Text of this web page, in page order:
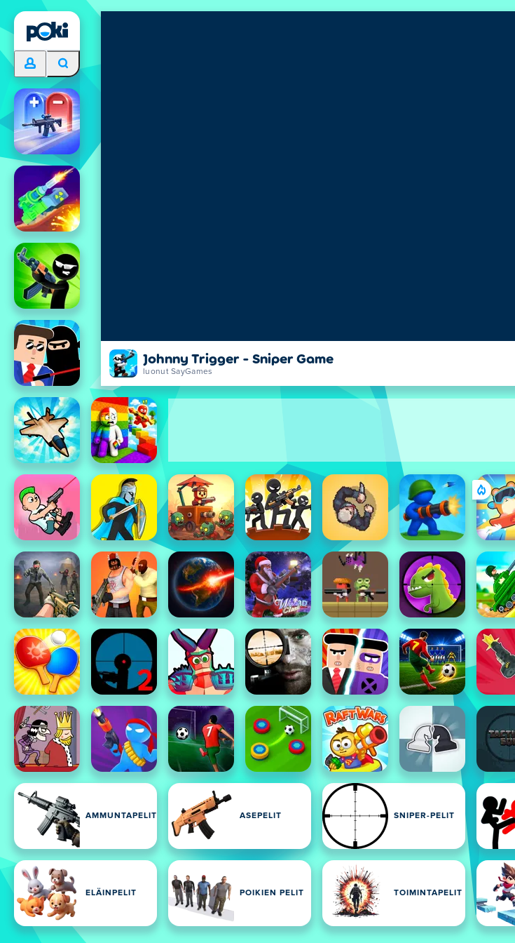
Johnny Trigger - Sniper Game
luonut SayGames
AMMUNTAPELIT ASEPELIT SNIPER-PELIT
ELÄINPELIT POIKIEN PELIT TOIMINTAPELIT